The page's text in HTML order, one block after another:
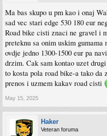
Ma bas skupo u pm kao i onaj
sad vec stari edge 530 180 eur
Road bike cisti znaci ne gravel i
preteknu sa onim uskim
ovdje jedno 1300-1500 eur pa
drzim. Cak sam kontao uzet
to kosta pola road bike-a tako da
prenos i uzmem kakav road cisti
May 15, 2025
Haker
Veteran foruma